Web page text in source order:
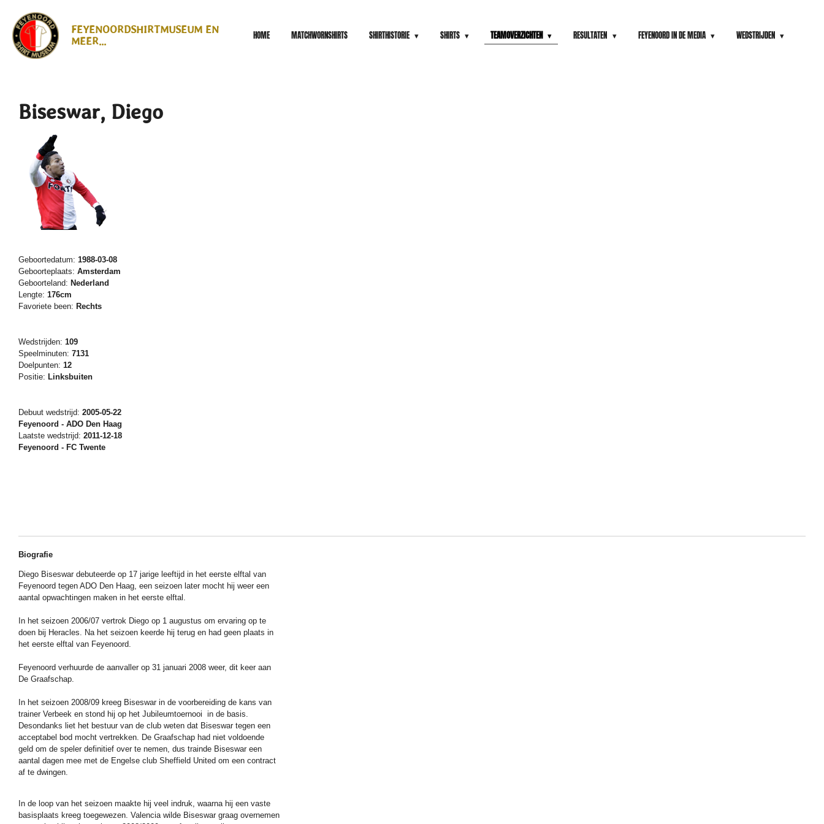
direct
naar
de
hoofdinhoud
FEYENOORDSHIRTMUSEUM EN
MEER...
HOME MATCHWORNSHIRTS SHIRTHISTORIE SHIRTS TEAMOVERZICHTEN RESULTATEN FEYENOORD IN DE MEDIA WEDSTRIJDEN
Biseswar, Diego
Geboortedatum: 1988-03-08
Geboorteplaats: Amsterdam
Geboorteland: Nederland
Lengte: 176cm
Favoriete been: Rechts
Wedstrijden: 109
Speelminuten: 7131
Doelpunten: 12
Positie: Linksbuiten
Debuut wedstrijd: 2005-05-22
Feyenoord - ADO Den Haag
Laatste wedstrijd: 2011-12-18
Feyenoord - FC Twente
Biografie
Diego Biseswar debuteerde op 17 jarige leeftijd in het eerste elftal van
Feyenoord tegen ADO Den Haag, een seizoen later mocht hij weer een
aantal opwachtingen maken in het eerste elftal.
In het seizoen 2006/07 vertrok Diego op 1 augustus om ervaring op te
doen bij Heracles. Na het seizoen keerde hij terug en had geen plaats in
het eerste elftal van Feyenoord.
Feyenoord verhuurde de aanvaller op 31 januari 2008 weer, dit keer aan
De Graafschap.
In het seizoen 2008/09 kreeg Biseswar in de voorbereiding de kans van
trainer Verbeek en stond hij op het Jubileumtoernooi in de basis.
Desondanks liet het bestuur van de club weten dat Biseswar tegen een
acceptabel bod mocht vertrekken. De Graafschap had niet voldoende
geld om de speler definitief over te nemen, dus trainde Biseswar een
aantal dagen mee met de Engelse club Sheffield United om een contract
af te dwingen.
In de loop van het seizoen maakte hij veel indruk, waarna hij een vaste
basisplaats kreeg toegewezen. Valencia wilde Biseswar graag overnemen